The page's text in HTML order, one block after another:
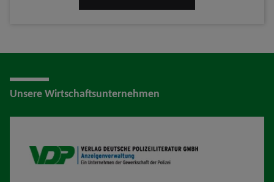
Unsere Wirtschaftsunternehmen
VDP AV